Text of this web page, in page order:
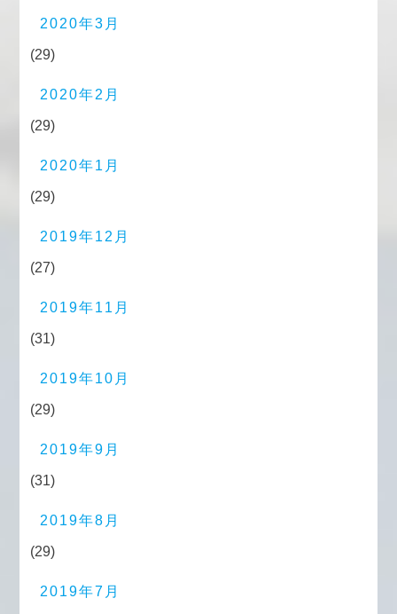
2020年3月
(29)
2020年2月
(29)
2020年1月
(29)
2019年12月
(27)
2019年11月
(31)
2019年10月
(29)
2019年9月
(31)
2019年8月
(29)
2019年7月